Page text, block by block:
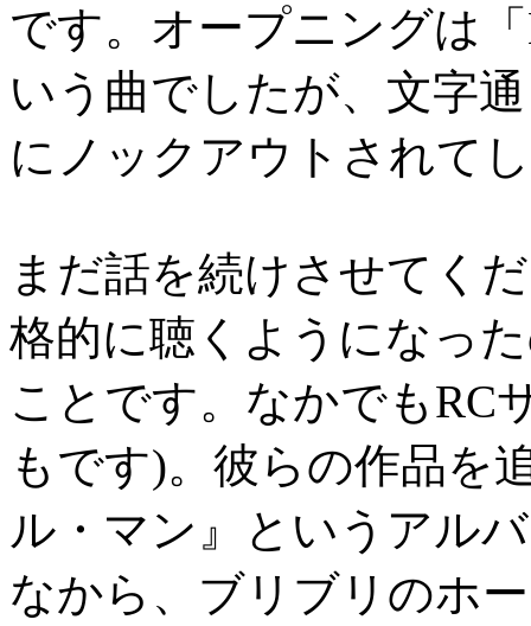
です。オープニングは
いう曲でしたが、文字
にノックアウトされて
まだ話を続けさせてく
格的に聴くようになっ
ことです。なかでもRC
もです)。彼らの作品を
ル・マン』というアル
なから、ブリブリのホ